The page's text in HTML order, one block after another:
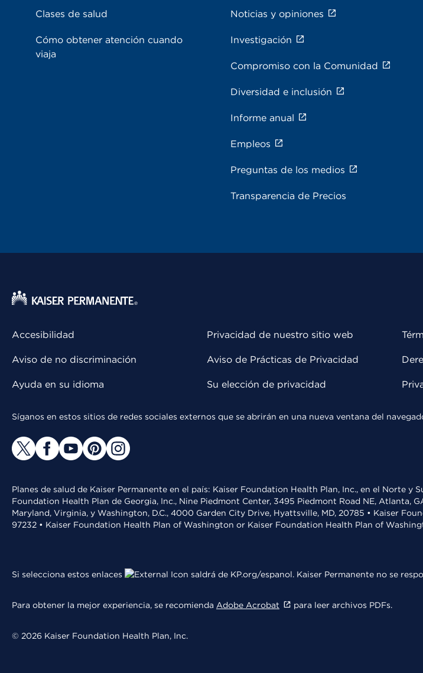
Clases de salud
Cómo obtener atención cuando
viaja
Noticias y opiniones
Investigación
Compromiso con la Comunidad
Diversidad e inclusión
Informe anual
Empleos
Preguntas de los medios
Transparencia de Precios
Accesibilidad
Aviso de no discriminación
Ayuda en su idioma
Privacidad de nuestro sitio web
Aviso de Prácticas de Privacidad
Su elección de privacidad
Síganos en estos sitios de redes sociales externos que se abrirán en una nueva ventana del
Planes de salud de Kaiser Permanente en el país: Kaiser Foundation Health Plan, Inc., en el Norte
Foundation Health Plan de Georgia, Inc., Nine Piedmont Center, 3495 Piedmont Road NE, Atlanta,
Maryland, Virginia, y Washington, D.C., 4000 Garden City Drive, Hyattsville, MD, 20785 • Kaiser
97232 • Kaiser Foundation Health Plan of Washington or Kaiser Foundation Health Plan of
Si selecciona estos enlaces saldrá de KP.org/espanol. Kaiser Permanente no se
Para obtener la mejor experiencia, se recomienda Adobe Acrobat para leer archivos PDFs.
© 2026 Kaiser Foundation Health Plan, Inc.